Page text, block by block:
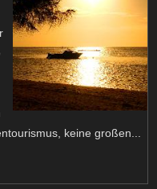
keine großen...